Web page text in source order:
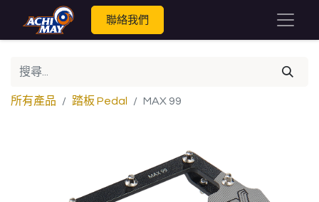
聯絡我們
所有產品 踏板 Pedal MAX 99